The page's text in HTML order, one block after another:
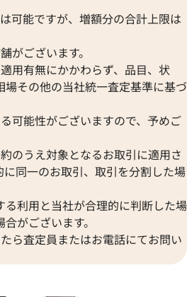
す
参考買取価格
※2026年1月9日時点の参考買
可能ですが、増額分の合計上限は
がございます。
用有無にかかわらず、品目、状
その他の当社統一査定基準に基づ
可能性がございますので、予めご
のうえ対象となるお取引に適用さ
同一のお取引、取引を分割した場
利用と当社が合理的に判断した場
がございます。
ら査定員またはお電話にてお問い